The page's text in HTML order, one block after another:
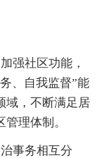
强社区功能，
、自我监督”能
域，不断满足居
理体制。
事务相互分